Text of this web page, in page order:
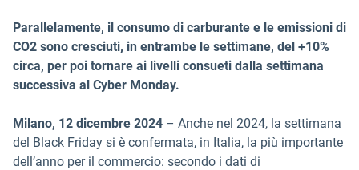
Parallelamente, il consumo di carburante e le emissioni di
CO2 sono cresciuti, in entrambe le settimane, del +10%
circa, per poi tornare ai livelli consueti dalla settimana
successiva al Cyber Monday.
Milano, 12 dicembre 2024 – Anche nel 2024, la settimana
del Black Friday si è confermata, in Italia, la più importante
dell’anno per il commercio: secondo i dati di